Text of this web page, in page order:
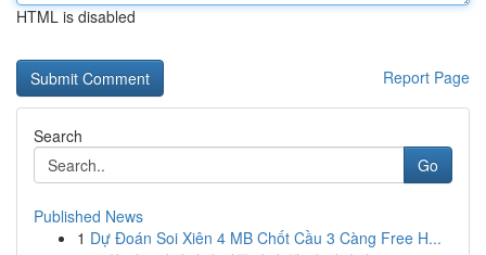
HTML is disabled
Report Page
Search
Go
Published News
1 Dự Đoán Soi Xiên 4 MB Chốt Cầu 3 Càng Free H...